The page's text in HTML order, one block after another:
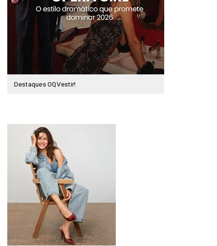
Destaques OQVestir!